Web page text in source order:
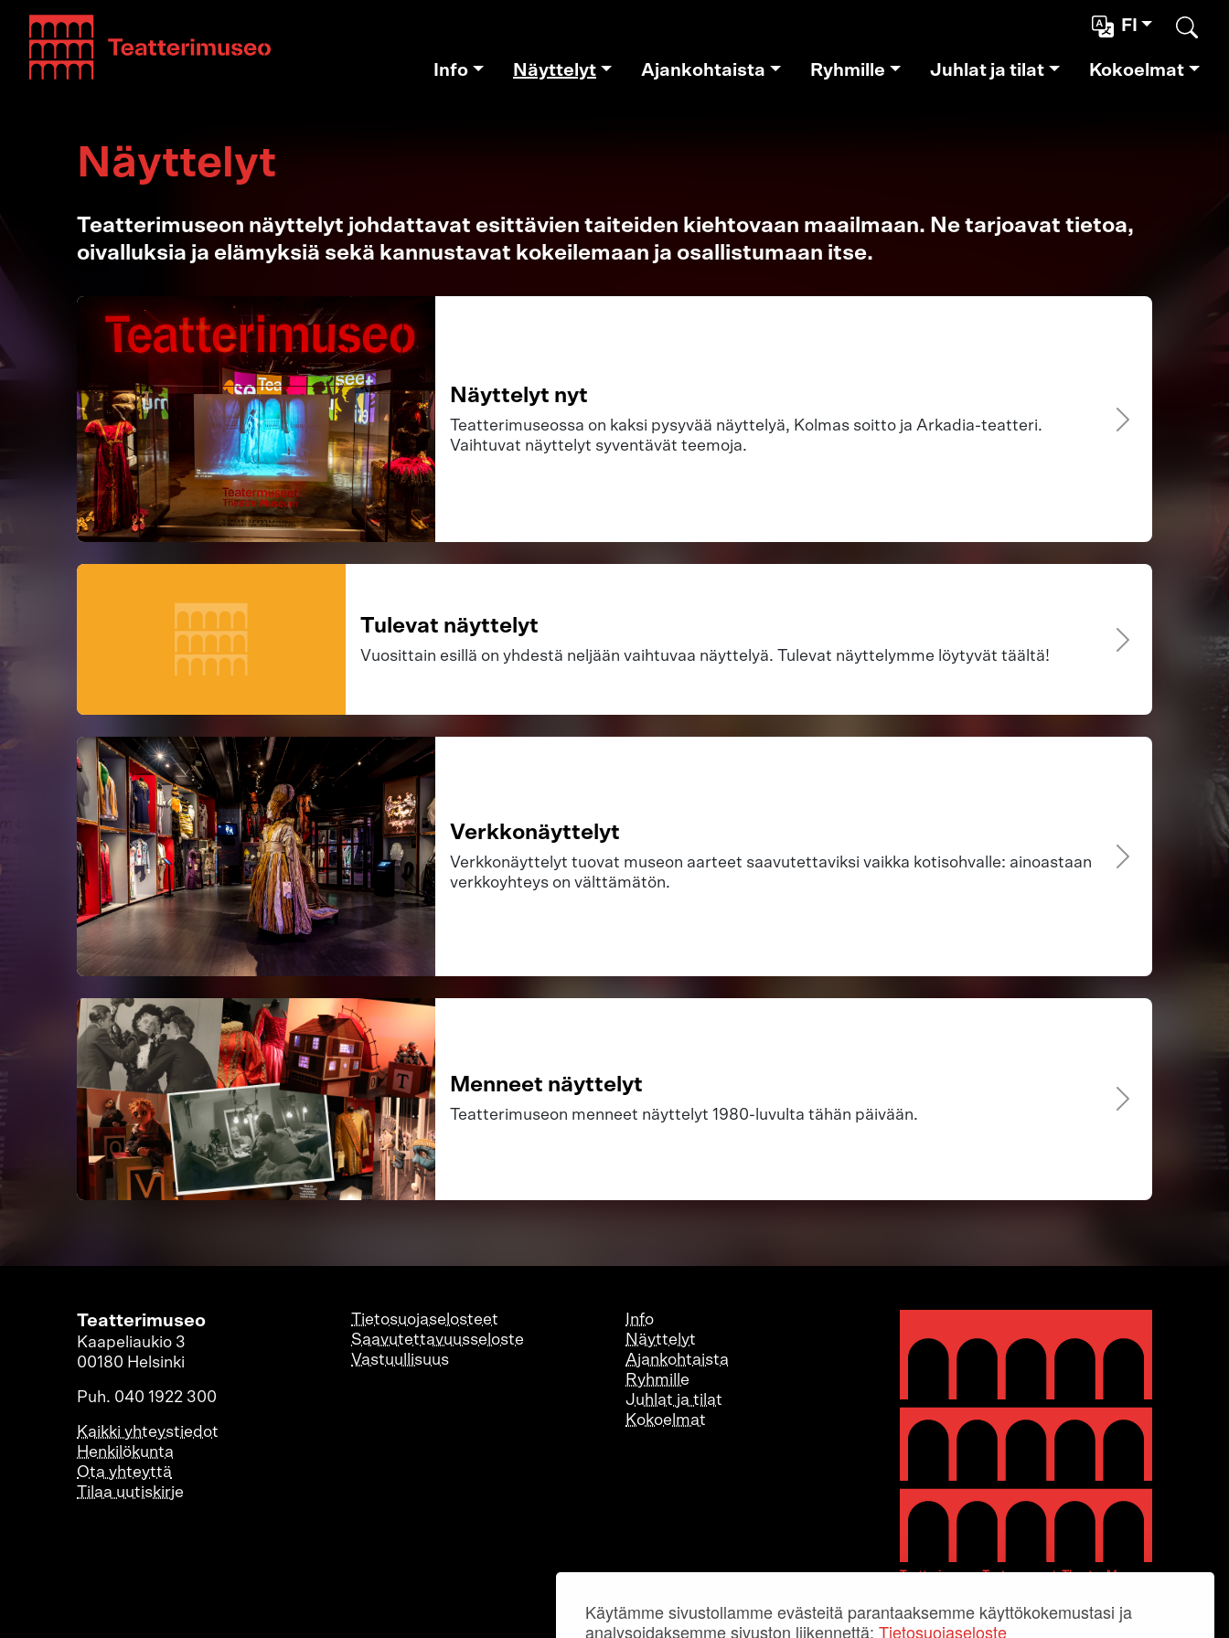
Käytämme sivustollamme evästeitä parantaaksemme käyttökokemustasi ja
analysoidaksemme sivuston liikennettä: Tietosuojaseloste
Teatterimuseo FI
Info Näyttelyt Ajankohtaista Ryhmille Juhlat ja tilat Kokoelmat
Näyttelyt
Teatterimuseon näyttelyt johdattavat esittävien taiteiden kiehtovaan maailmaan. Ne tarjoavat tietoa,
oivalluksia ja elämyksiä sekä kannustavat kokeilemaan ja osallistumaan itse.
Näyttelyt nyt
Teatterimuseossa on kaksi pysyvää näyttelyä, Kolmas soitto ja Arkadia-teatteri.
Vaihtuvat näyttelyt syventävät teemoja.
Tulevat näyttelyt
Vuosittain esillä on yhdestä neljään vaihtuvaa näyttelyä. Tulevat näyttelymme löytyvät täältä!
Verkkonäyttelyt
Verkkonäyttelyt tuovat museon aarteet saavutettaviksi vaikka kotisohvalle: ainoastaan
verkkoyhteys on välttämätön.
Menneet näyttelyt
Teatterimuseon menneet näyttelyt 1980-luvulta tähän päivään.
Teatterimuseo
Kaapeliaukio 3
00180 Helsinki
Puh. 040 1922 300
Kaikki yhteystiedot
Henkilökunta
Ota yhteyttä
Tilaa uutiskirje
Tietosuojaselosteet
Saavutettavuusseloste
Vastuullisuus
Info
Näyttelyt
Ajankohtaista
Ryhmille
Juhlat ja tilat
Kokoelmat